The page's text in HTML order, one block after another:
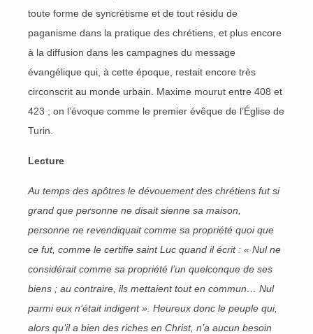
toute forme de syncrétisme et de tout résidu de
paganisme dans la pratique des chrétiens, et plus encore
à la diffusion dans les campagnes du message
évangélique qui, à cette époque, restait encore très
circonscrit au monde urbain. Maxime mourut entre 408 et
423 ; on l’évoque comme le premier évêque de l’Église de
Turin.
Lecture
Au temps des apôtres le dévouement des chrétiens fut si
grand que personne ne disait sienne sa maison,
personne ne revendiquait comme sa propriété quoi que
ce fut, comme le certifie saint Luc quand il écrit : « Nul ne
considérait comme sa propriété l’un quelconque de ses
biens ; au contraire, ils mettaient tout en commun… Nul
parmi eux n’était indigent ». Heureux donc le peuple qui,
alors qu’il a bien des riches en Christ, n’a aucun besoin